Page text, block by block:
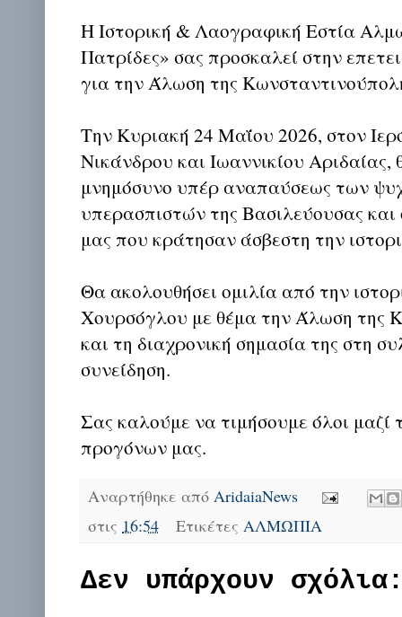
Η Ιστορική & Λαογραφική Εστία
Πατρίδες» σας προσκαλεί στην
για την Άλωση της
Την Κυριακή 24 Μαΐου 2026, στον
Νικάνδρου και Ιωαννικίου Αριδαίας,
μνημόσυνο υπέρ αναπαύσεως των
υπερασπιστών της Βασιλεύουσας
μας που κράτησαν άσβεστη την
Θα ακολουθήσει ομιλία από την
Χουρσόγλου με θέμα την Άλωση της
και τη διαχρονική σημασία της στη
συνείδηση.
Σας καλούμε να τιμήσουμε όλοι μαζί
προγόνων μας.
Αναρτήθηκε από AridaiaNews
στις 16:54 ΕτικέτεςΑΛΜΩΠΙΑ
Δεν υπάρχουν